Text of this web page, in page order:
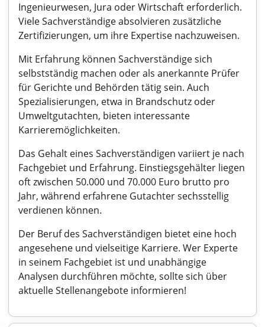
Ingenieurwesen, Jura oder Wirtschaft erforderlich.
Viele Sachverständige absolvieren zusätzliche
Zertifizierungen, um ihre Expertise nachzuweisen.
Mit Erfahrung können Sachverständige sich
selbstständig machen oder als anerkannte Prüfer
für Gerichte und Behörden tätig sein. Auch
Spezialisierungen, etwa in Brandschutz oder
Umweltgutachten, bieten interessante
Karrieremöglichkeiten.
Das Gehalt eines Sachverständigen variiert je nach
Fachgebiet und Erfahrung. Einstiegsgehälter liegen
oft zwischen 50.000 und 70.000 Euro brutto pro
Jahr, während erfahrene Gutachter sechsstellig
verdienen können.
Der Beruf des Sachverständigen bietet eine hoch
angesehene und vielseitige Karriere. Wer Experte
in seinem Fachgebiet ist und unabhängige
Analysen durchführen möchte, sollte sich über
aktuelle Stellenangebote informieren!